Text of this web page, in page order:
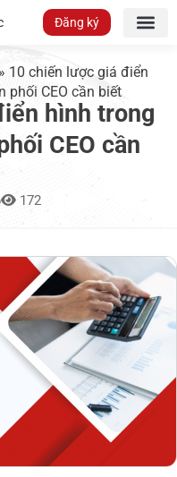
Đăng ký
» 10 chiến lược giá điển
phối CEO cần biết
hình trong
CEO cần
172